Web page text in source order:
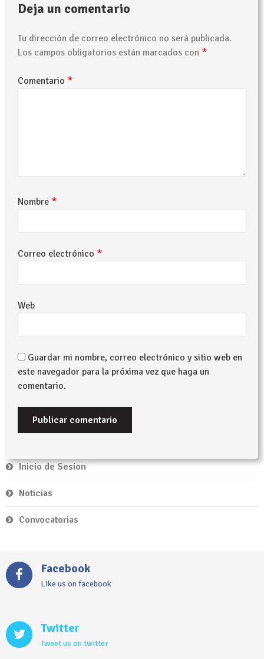
Deja un comentario
Tu dirección de correo electrónico no será publicada.
Los campos obligatorios están marcados con *
Comentario *
Nombre *
Correo electrónico *
Web
Guardar mi nombre, correo electrónico y sitio web en
este navegador para la próxima vez que haga un
comentario.
Inicio de Sesion
Noticias
Convocatorias
Facebook
Like us on facebook
Twitter
Tweet us on twitter